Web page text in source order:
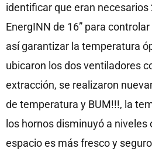
identificar que eran
EnergINN de 16” para
así garantizar la temperatura
ubicaron los dos ventiladores
extracción, se realizaron
de temperatura y BUM!!!, la
los hornos disminuyó a niveles
espacio es más fresco y